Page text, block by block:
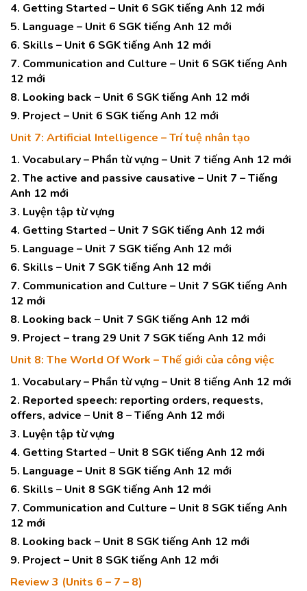
4. Getting Started – Unit 6 SGK tiếng Anh 12 mới
5. Language – Unit 6 SGK tiếng Anh 12 mới
6. Skills – Unit 6 SGK tiếng Anh 12 mới
7. Communication and Culture – Unit 6 SGK tiếng Anh
12 mới
8. Looking back – Unit 6 SGK tiếng Anh 12 mới
9. Project – Unit 6 SGK tiếng Anh 12 mới
Unit 7: Artificial Intelligence – Trí tuệ nhân tạo
1. Vocabulary – Phần từ vựng – Unit 7 tiếng Anh 12 mới
2. The active and passive causative – Unit 7 – Tiếng
Anh 12 mới
3. Luyện tập từ vựng
4. Getting Started – Unit 7 SGK tiếng Anh 12 mới
5. Language – Unit 7 SGK tiếng Anh 12 mới
6. Skills – Unit 7 SGK tiếng Anh 12 mới
7. Communication and Culture – Unit 7 SGK tiếng Anh
12 mới
8. Looking back – Unit 7 SGK tiếng Anh 12 mới
9. Project – trang 29 Unit 7 SGK tiếng Anh 12 mới
Unit 8: The World Of Work – Thế giới của công việc
1. Vocabulary – Phần từ vựng – Unit 8 tiếng Anh 12 mới
2. Reported speech: reporting orders, requests,
offers, advice – Unit 8 – Tiếng Anh 12 mới
3. Luyện tập từ vựng
4. Getting Started – Unit 8 SGK tiếng Anh 12 mới
5. Language – Unit 8 SGK tiếng Anh 12 mới
6. Skills – Unit 8 SGK tiếng Anh 12 mới
7. Communication and Culture – Unit 8 SGK tiếng Anh
12 mới
8. Looking back – Unit 8 SGK tiếng Anh 12 mới
9. Project – Unit 8 SGK tiếng Anh 12 mới
Review 3 (Units 6 – 7 – 8)